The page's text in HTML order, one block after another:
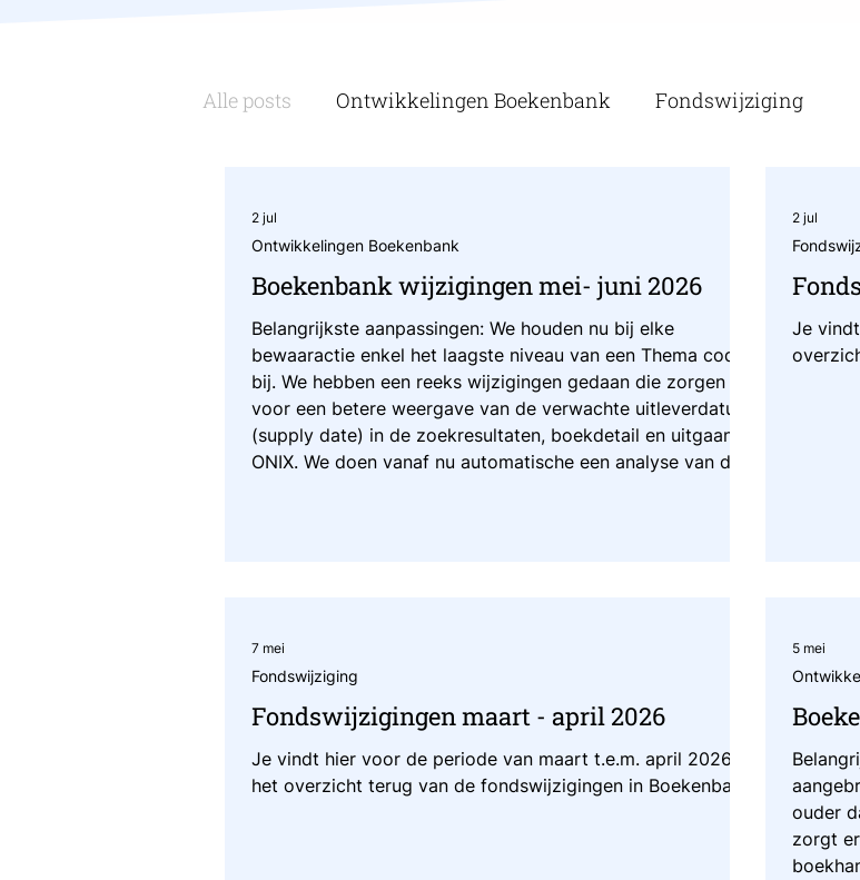
Alle posts Ontwikkelingen Boekenbank Fondswijziging
Boekenbank wijzigingen mei- juni 2026
Belangrijkste aanpassingen: We houden nu bij elke
bewaaractie enkel het laagste niveau van een Thema code
bij. We hebben een reeks wijzigingen gedaan die zorgen
voor een betere weergave van de verwachte uitleverdatum
(supply date) in de zoekresultaten, boekdetail en uitgaande
ONIX. We doen vanaf nu automatische een analyse van de
Ontwikkelingen Boekenbank
2 jul
Je
2 jul
Fondswijzigingen maart - april 2026
Je vindt hier voor de periode van maart t.e.m. april 2026
het overzicht terug van de fondswijzigingen in Boekenbank.
Fondswijziging
7 mei
ouder
zorgt
5 mei